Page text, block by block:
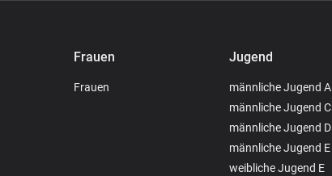
Frauen
Frauen
Jugend
männliche Jugend A
männliche Jugend C
männliche Jugend D
männliche Jugend E
weibliche Jugend E